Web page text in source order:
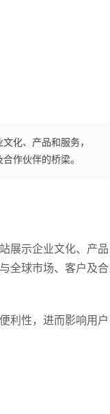
化、产品和服务，
作伙伴的桥梁。
展示企业文化、产品
全球市场、客户及合
利性，进而影响用户